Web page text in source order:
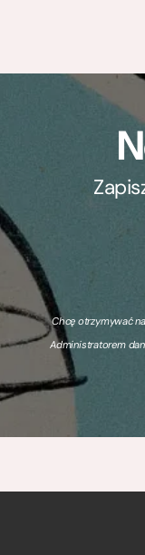
Chcę otrzymywać
Administratorem